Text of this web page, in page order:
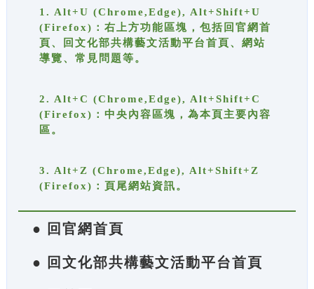
1. Alt+U (Chrome,Edge), Alt+Shift+U
(Firefox)：右上方功能區塊，包括回官網首
頁、回文化部共構藝文活動平台首頁、網站
導覽、常見問題等。
2. Alt+C (Chrome,Edge), Alt+Shift+C
(Firefox)：中央內容區塊，為本頁主要內容
區。
3. Alt+Z (Chrome,Edge), Alt+Shift+Z
(Firefox)：頁尾網站資訊。
● 回官網首頁
● 回文化部共構藝文活動平台首頁